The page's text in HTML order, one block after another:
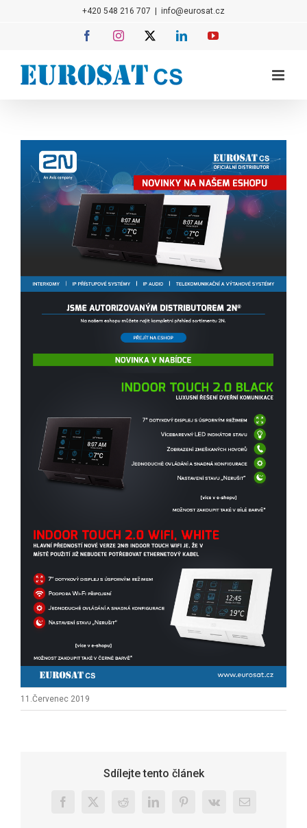
+420 548 216 707 info@eurosat.cz
FacebookInstagram LinkedInYouTube
11.Červenec 2019
Sdílejte tento článek
Facebook
X RedditLinkedInPinterest
Vk
E-